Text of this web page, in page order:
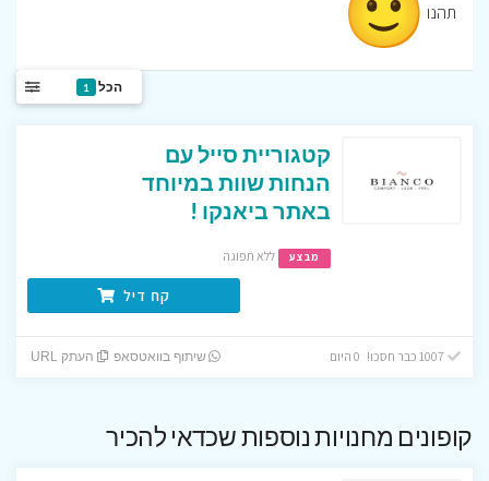
תהנו
הכל 1
קטגוריית סייל עם
הנחות שוות במיוחד
באתר ביאנקו !
מבצע ללא תפוגה
קח דיל
שיתוף בוואטסאפ העתק URL
קופונים מחנויות נוספות שכדאי להכיר